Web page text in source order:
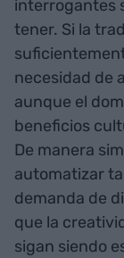
interrogantes
tener. Si la
necesidad de
aunque el
beneficios
De manera
automatizar
demanda de
que la
sigan siendo